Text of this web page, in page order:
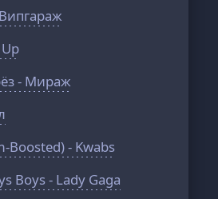
- Мираж
Boosted) - Kwabs
Boys - Lady Gaga